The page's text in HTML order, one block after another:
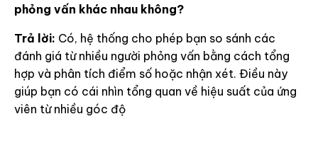
phỏng vấn khác nhau không?
Trả lời: Có, hệ thống cho phép bạn so sánh các
đánh giá từ nhiều người phỏng vấn bằng cách tổng
hợp và phân tích điểm số hoặc nhận xét. Điều này
giúp bạn có cái nhìn tổng quan về hiệu suất của ứng
viên từ nhiều góc độ